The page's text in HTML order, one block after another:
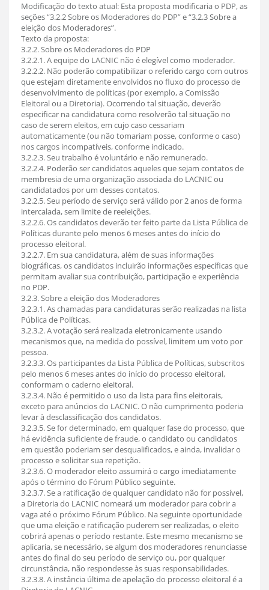
Modificação do texto atual: Esta proposta modificaria o PDP, as
seções “3.2.2 Sobre os Moderadores do PDP” e “3.2.3 Sobre a
eleição dos Moderadores”.
Texto da proposta:
3.2.2. Sobre os Moderadores do PDP
3.2.2.1. A equipe do LACNIC não é elegível como moderador.
3.2.2.2. Não poderão compatibilizar o referido cargo com outros
que estejam diretamente envolvidos no fluxo do processo de
desenvolvimento de políticas (por exemplo, a Comissão
Eleitoral ou a Diretoria). Ocorrendo tal situação, deverão
especificar na candidatura como resolverão tal situação no
caso de serem eleitos, em cujo caso cessariam
automaticamente (ou não tomariam posse, conforme o caso)
nos cargos incompatíveis, conforme indicado.
3.2.2.3. Seu trabalho é voluntário e não remunerado.
3.2.2.4. Poderão ser candidatos aqueles que sejam contatos de
membresia de uma organização associada do LACNIC ou
candidatados por um desses contatos.
3.2.2.5. Seu período de serviço será válido por 2 anos de forma
intercalada, sem limite de reeleições.
3.2.2.6. Os candidatos deverão ter feito parte da Lista Pública de
Políticas durante pelo menos 6 meses antes do início do
processo eleitoral.
3.2.2.7. Em sua candidatura, além de suas informações
biográficas, os candidatos incluirão informações específicas que
permitam avaliar sua contribuição, participação e experiência
no PDP.
3.2.3. Sobre a eleição dos Moderadores
3.2.3.1. As chamadas para candidaturas serão realizadas na lista
Pública de Políticas.
3.2.3.2. A votação será realizada eletronicamente usando
mecanismos que, na medida do possível, limitem um voto por
pessoa.
3.2.3.3. Os participantes da Lista Pública de Políticas, subscritos
pelo menos 6 meses antes do início do processo eleitoral,
conformam o caderno eleitoral.
3.2.3.4. Não é permitido o uso da lista para fins eleitorais,
exceto para anúncios do LACNIC. O não cumprimento poderia
levar à desclassificação dos candidatos.
3.2.3.5. Se for determinado, em qualquer fase do processo, que
há evidência suficiente de fraude, o candidato ou candidatos
em questão poderiam ser desqualificados, e ainda, invalidar o
processo e solicitar sua repetição.
3.2.3.6. O moderador eleito assumirá o cargo imediatamente
após o término do Fórum Público seguinte.
3.2.3.7. Se a ratificação de qualquer candidato não for possível,
a Diretoria do LACNIC nomeará um moderador para cobrir a
vaga até o próximo Fórum Público. Na seguinte oportunidade
que uma eleição e ratificação puderem ser realizadas, o eleito
cobrirá apenas o período restante. Este mesmo mecanismo se
aplicaria, se necessário, se algum dos moderadores renunciasse
antes do final do seu período de serviço ou, por qualquer
circunstância, não respondesse às suas responsabilidades.
3.2.3.8. A instância última de apelação do processo eleitoral é a